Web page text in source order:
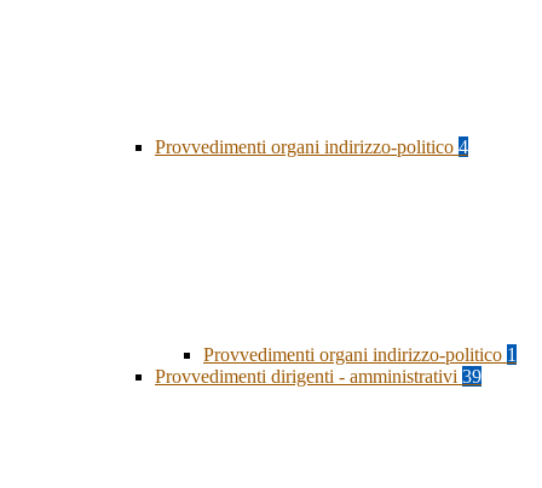
Provvedimenti organi indirizzo-politico 4
Provvedimenti organi indirizzo-politico 1
Provvedimenti dirigenti - amministrativi 39